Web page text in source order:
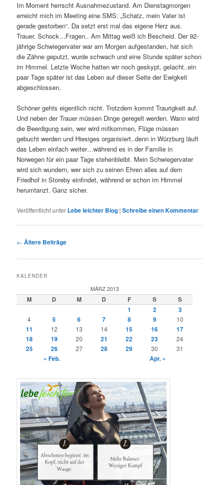
Im Moment herrscht Ausnahmezustand. Am Dienstagmorgen
erreicht mich im Meeting eine SMS: „Schatz, mein Vater ist
gerade gestorben“. Da setzt erst mal das eigene Herz aus.
Trauer. Schock…Fragen.. Am Mittag weiß ich Bescheid. Der 92-
jährige Schwiegervater war am Morgen aufgestanden, hat sich
die Zähne geputzt, wurde schwach und eine Stunde später schon
im Himmel. Letzte Woche hatten wir noch geskypt, gelacht..ein
paar Tage später ist das Leben auf dieser Seite der Ewigkeit
abgeschlossen.
Schöner gehts eigentlich nicht. Trotzdem kommt Traurigkeit auf.
Und neben der Trauer müssen Dinge geregelt werden. Wann wird
die Beerdigung sein, wer wird mitkommen, Flüge müssen
gebucht werden und Hiesiges organisiert..denn in Würzburg läuft
das Leben einfach weiter…während es in der Familie in
Norwegen für ein paar Tage stehenbleibt. Mein Schwiegervater
wird sich wundern, wer sich zu seinen Ehren alles auf dem
Friedhof in Storeby einfindet, während er schon im Himmel
herumtanzt. Ganz sicher.
Veröffentlicht unter Lebe leichter Blog |Schreibe einen Kommentar
Beitragsnavigation
← Ältere Beiträge
KALENDER
MÄRZ 2013
M D M D F S
S
1
2 3
4 5 6 7 8 9 10
11 12 13 14 15 16
17
18
19 20 21 22 23 24
25 26 27 28 29 30 31
« Feb. Apr. »